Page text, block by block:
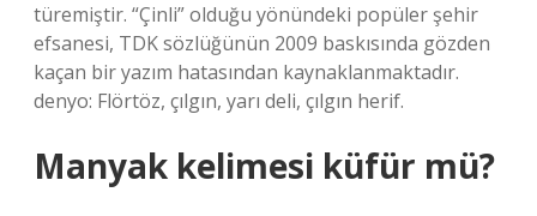
türemiştir. “Çinli” olduğu yönündeki popüler şehir
efsanesi, TDK sözlüğünün 2009 baskısında gözden
kaçan bir yazım hatasından kaynaklanmaktadır.
denyo: Flörtöz, çılgın, yarı deli, çılgın herif.
Manyak kelimesi küfür mü?